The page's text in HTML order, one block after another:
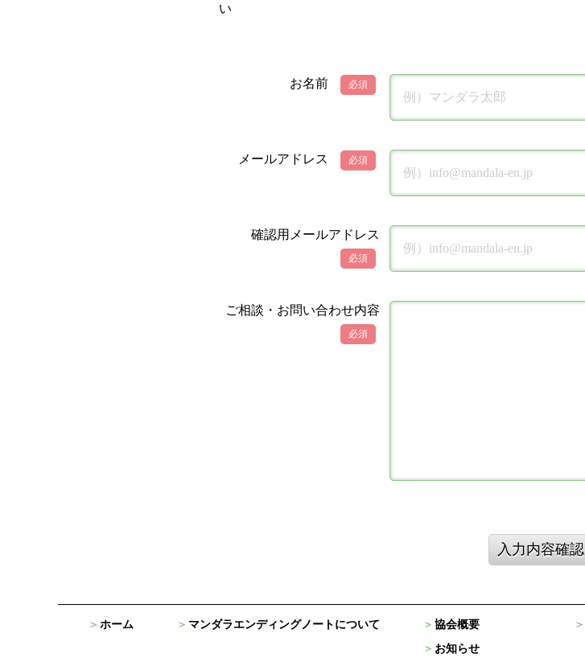
い
お名前 必須
メールアドレス 必須
確認用メールアドレス
必須
ご相談・お問い合わせ内容
必須
入力内容確認
ホーム マンダラエンディングノートについて
協会概要
お知らせ